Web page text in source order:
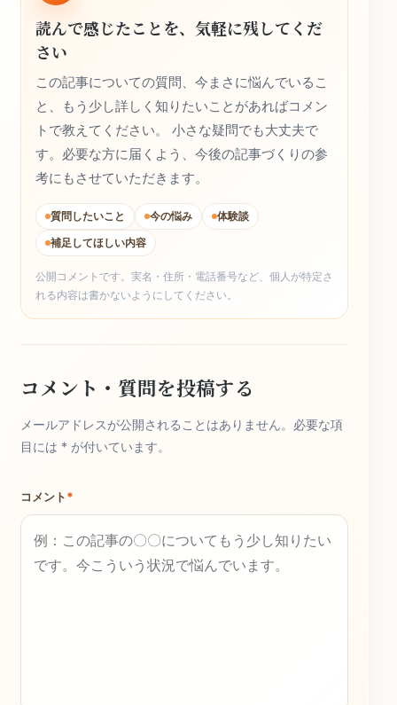
読んで感じたことを、気軽に残してくだ
さい
この記事についての質問、今まさに悩んでいるこ
と、もう少し詳しく知りたいことがあればコメン
トで教えてください。 小さな疑問でも大丈夫で
す。必要な方に届くよう、今後の記事づくりの参
考にもさせていただきます。
質問したいこと 今の悩み
体験談
補足してほしい内容
公開コメントです。実名・住所・電話番号など、個人が特定さ
れる内容は書かないようにしてください。
コメント・質問を投稿する
メールアドレスが公開されることはありません。必要な項
目には * が付いています。
コメント*